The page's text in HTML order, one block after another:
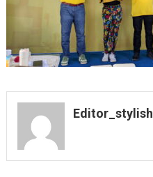
Editor_stylish